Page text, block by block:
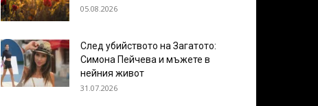
05.08.2026
След убийството на Загатото:
Симона Пейчева и мъжете в
нейния живот
31.07.2026